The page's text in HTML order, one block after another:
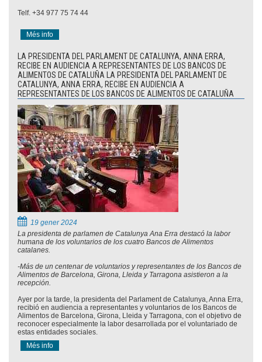
Telf. +34 977 75 74 44
Més info
LA PRESIDENTA DEL PARLAMENT DE CATALUNYA, ANNA ERRA,
RECIBE EN AUDIENCIA A REPRESENTANTES DE LOS BANCOS DE
ALIMENTOS DE CATALUÑA LA PRESIDENTA DEL PARLAMENT DE
CATALUNYA, ANNA ERRA, RECIBE EN AUDIENCIA A
REPRESENTANTES DE LOS BANCOS DE ALIMENTOS DE CATALUÑA
19 gener 2024
La presidenta de parlamen de Catalunya Ana Erra destacó la labor
humana de los voluntarios de los cuatro Bancos de Alimentos
catalanes.
-Más de un centenar de voluntarios y representantes de los Bancos de
Alimentos de Barcelona, Girona, Lleida y Tarragona asistieron a la
recepción.
Ayer por la tarde, la presidenta del Parlament de Catalunya, Anna Erra,
recibió en audiencia a representantes y voluntarios de los Bancos de
Alimentos de Barcelona, Girona, Lleida y Tarragona, con el objetivo de
reconocer especialmente la labor desarrollada por el voluntariado de
estas entidades sociales.
Més info